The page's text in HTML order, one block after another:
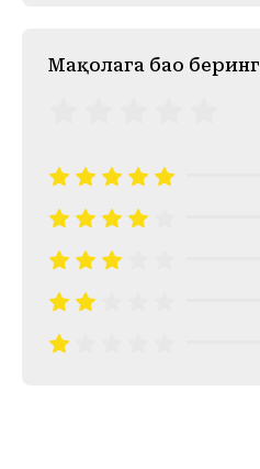
Mақолага баҳо беринг